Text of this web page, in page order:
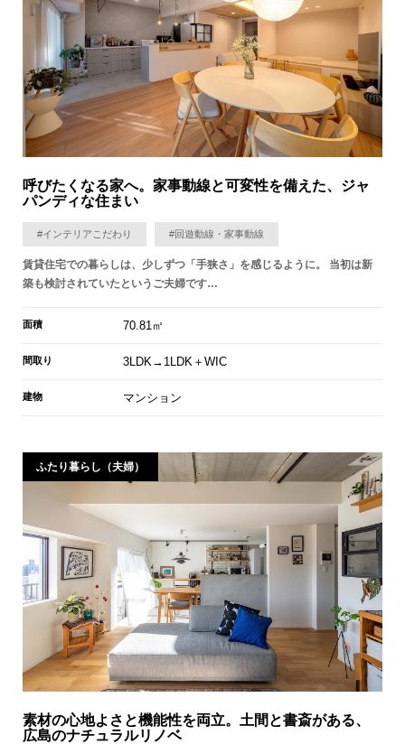
呼びたくなる家へ。家事動線と可変性を備えた、ジャ
パンディな住まい
#インテリアこだわり #回遊動線・家事動線
賃貸住宅での暮らしは、少しずつ「手狭さ」を感じるように。 当初は新
築も検討されていたというご夫婦です…
面積 70.81㎡
間取り 3LDK→1LDK＋WIC
建物 マンション
ふたり暮らし（夫婦）
素材の心地よさと機能性を両立。土間と書斎がある、
広島のナチュラルリノベ